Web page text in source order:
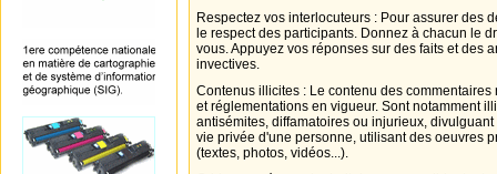
Respectez vos interlocuteurs : Pour assurer des
le respect des participants. Donnez à chacun le
vous. Appuyez vos réponses sur des faits et des
invectives.
Contenus illicites : Le contenu des
et réglementations en vigueur. Sont notamment
antisémites, diffamatoires ou injurieux,
vie privée d'une personne, utilisant des oeuvres
(textes, photos, vidéos...).